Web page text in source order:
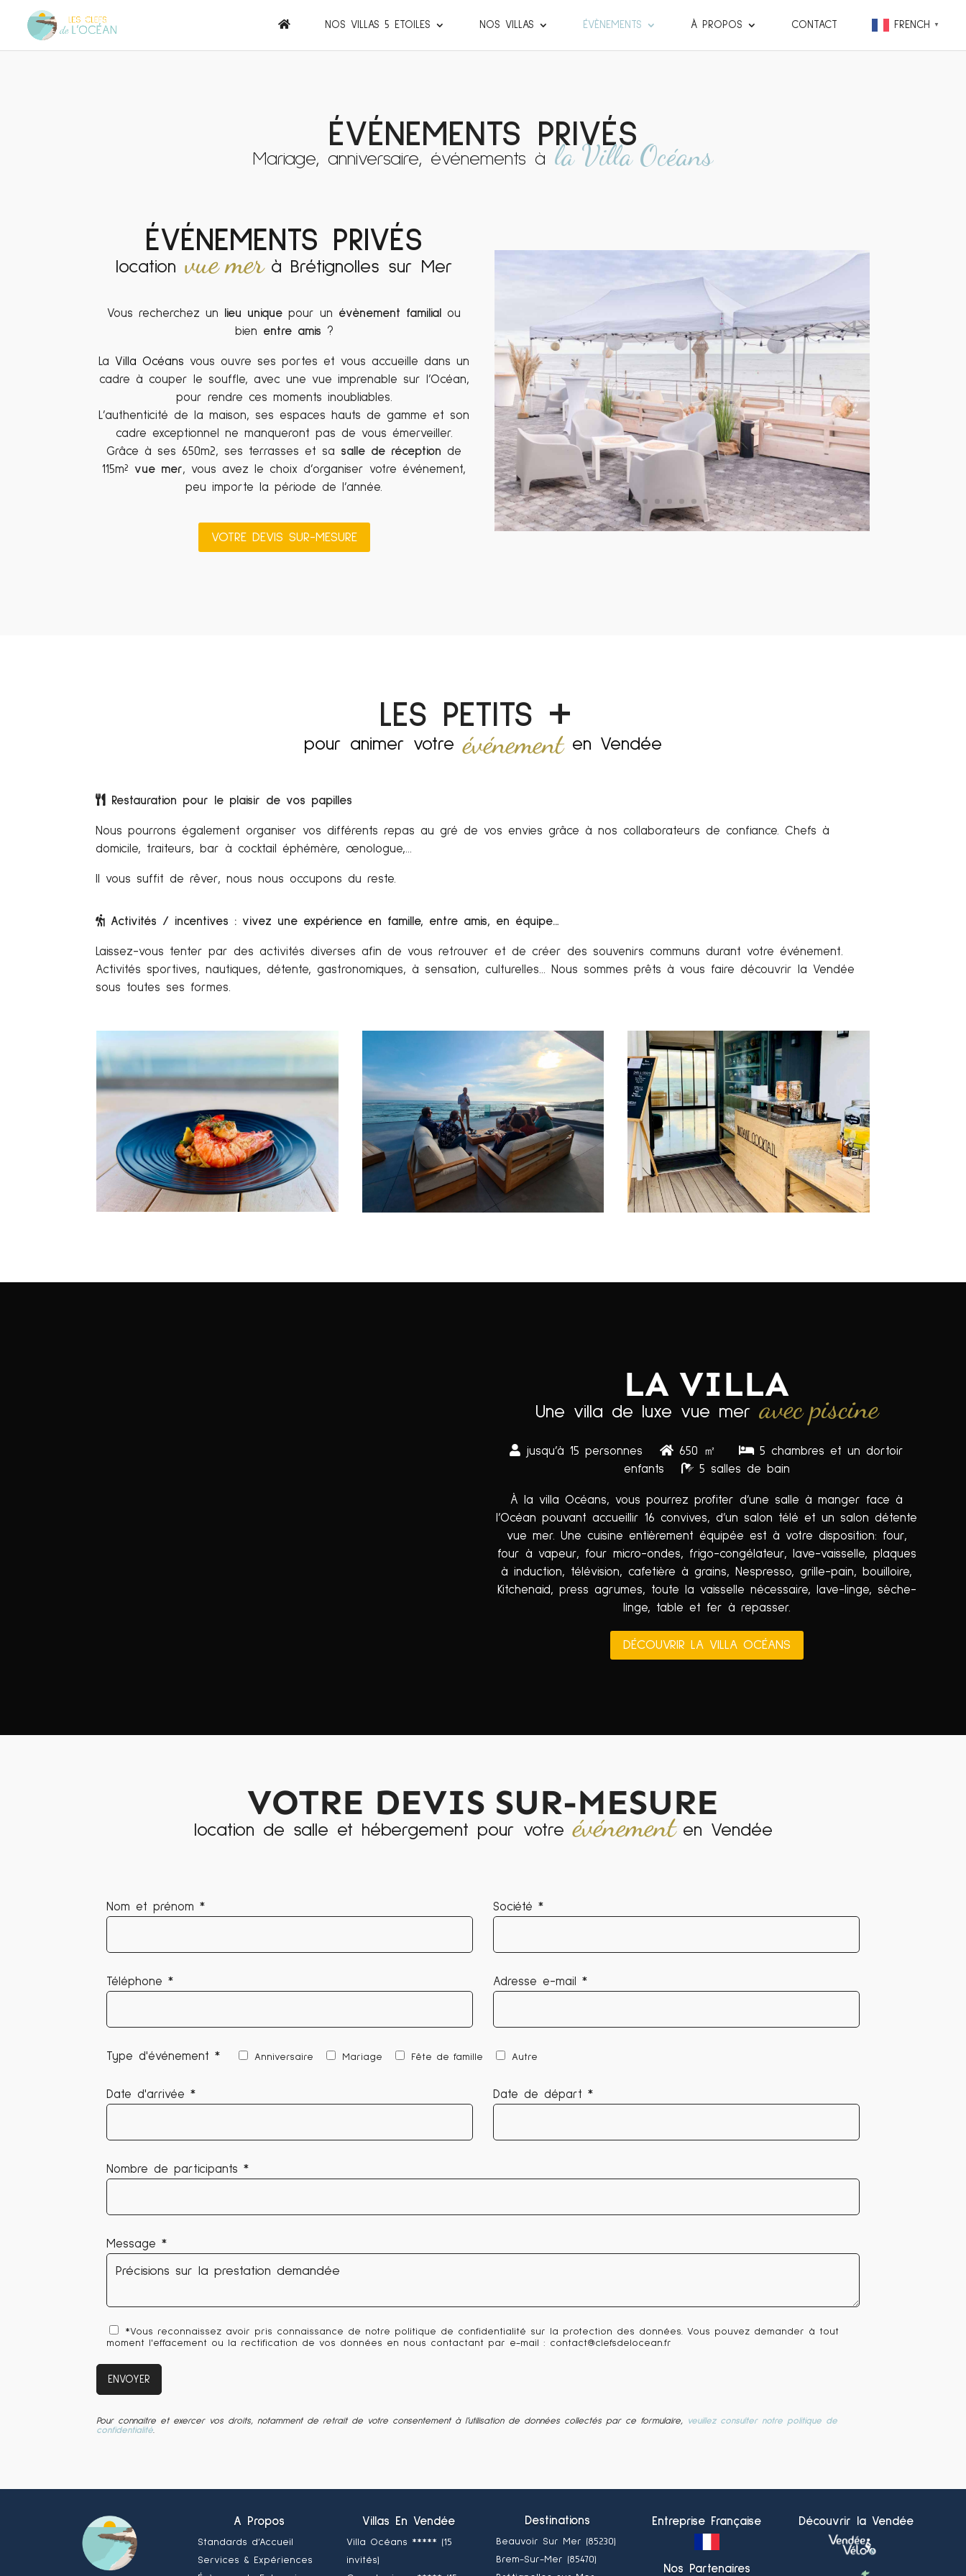
NOS VILLAS 5 ETOILES NOS VILLAS ÉVÈNEMENTS À PROPOS CONTACT FRENCH ▼
ÉVÉNEMENTS PRIVÉS
Mariage, anniversaire, événements à la Villa Océans
ÉVÉNEMENTS PRIVÉS
location vue mer à Brétignolles sur Mer
Vous recherchez un lieu unique pour un évènement familial
ou
bien entre amis ?
La Villa Océans vous ouvre ses portes et vous accueille dans un
cadre à couper le souffle, avec une vue imprenable sur l’Océan,
pour rendre ces moments inoubliables.
L’authenticité de la maison, ses espaces hauts de gamme et son
cadre exceptionnel ne manqueront pas de vous émerveiller.
Grâce à ses 650m2, ses terrasses et sa salle de réception de
115m²vue mer, vous avez le choix d’organiser votre événement,
peu importe la période de l’année.
VOTRE DEVIS SUR-MESURE
LES PETITS +
pour animer votre événement en Vendée
Restauration pour le plaisir de vos papilles
Nous pourrons également organiser vos différents repas au gré de vos envies grâce à nos collaborateurs de confiance. Chefs à
domicile, traiteurs, bar à cocktail éphémère, œnologue,…
Il vous suffit de rêver, nous nous occupons du reste.
Activités / incentives : vivez une expérience en famille, entre amis, en équipe…
Laissez-vous tenter par des activités diverses afin de vous retrouver et de créer des souvenirs communs durant votre événement.
Activités sportives, nautiques, détente, gastronomiques, à sensation, culturelles… Nous sommes prêts à vous faire découvrir la Vendée
sous toutes ses formes.
LA VILLA
Une villa de luxe vue meravec piscine
jusqu’à 15 personnes 650 ㎡
5 chambres et un dortoir
enfants
5 salles de bain
À la villa Océans, vous pourrez profiter d’une salle à manger face à
l’Océan pouvant accueillir 16 convives, d’un salon télé et un salon détente
vue mer. Une cuisine entièrement équipée est à votre disposition: four,
four à vapeur, four micro-ondes, frigo-congélateur, lave-vaisselle, plaques
à induction, télévision, cafetière à grains, Nespresso, grille-pain, bouilloire,
Kitchenaid, press agrumes, toute la vaisselle nécessaire, lave-linge, sèche-
linge, table et fer à repasser.
DÉCOUVRIR LA VILLA OCÉANS
VOTRE DEVIS SUR-MESURE
location de salle et hébergement pour votreévénement en Vendée
Nom et prénom * Société *
Téléphone * Adresse e-mail *
Type d'événement * Anniversaire Mariage Fête de famille Autre
Date d'arrivée * Date de départ *
Nombre de participants *
Message *
*Vous reconnaissez avoir pris connaissance de notre politique de confidentialité sur la protection des données. Vous pouvez demander à tout
moment l'effacement ou la rectification de vos données en nous contactant par e-mail : contact@clefsdelocean.fr
Pour connaitre et exercer vos droits, notamment de retrait de votre consentement à l’utilisation de données collectés par ce formulaire,
veuillez consulter notre politique de
confidentialité.
A Propos
Standards d’Accueil
Services & Expériences
Villas En Vendée
Villa Océans ***** (15
invités)
Destinations
Beauvoir Sur Mer (85230)
Brem-Sur-Mer (85470)
Entreprise Française
Nos Partenaires
Découvrir la Vendée